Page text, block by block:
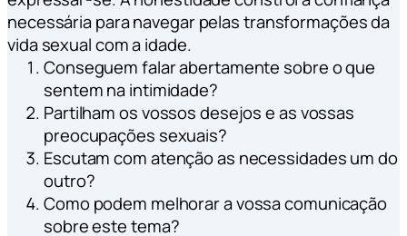
necessária para navegar pelas transformações da
vida sexual com a idade.
Conseguem falar abertamente sobre o que
sentem na intimidade?
Partilham os vossos desejos e as vossas
preocupações sexuais?
Escutam com atenção as necessidades um do
outro?
Como podem melhorar a vossa comunicação
sobre este tema?